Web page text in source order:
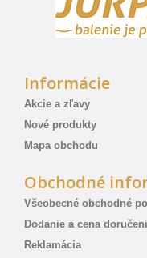
Informácie
Akcie a zľavy
Nové produkty
Mapa obchodu
Obchodné
Všeobecné obchodné
Dodanie a cena
Reklamácia